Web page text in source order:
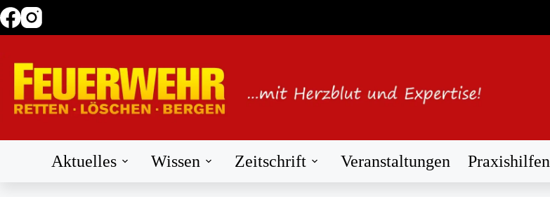
Zum
Inhalt
Aktuelles Wissen Zeitschrift Veranstaltungen Praxishilfen